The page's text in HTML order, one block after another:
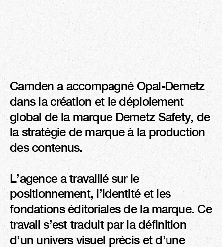
Camden a accompagné Opal-Demetz
dans la création et le déploiement
global de la marque Demetz Safety, de
la stratégie de marque à la production
des contenus.
L’agence a travaillé sur le
positionnement, l’identité et les
fondations éditoriales de la marque. Ce
travail s’est traduit par la définition
d’un univers visuel précis et d’une